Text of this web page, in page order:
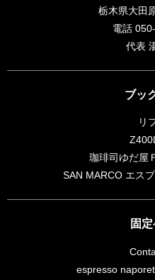
栃木県大田
電話
代表
ブッ
リ
珈琲司ゆだ屋
SAN MARCO エス
固
espresso